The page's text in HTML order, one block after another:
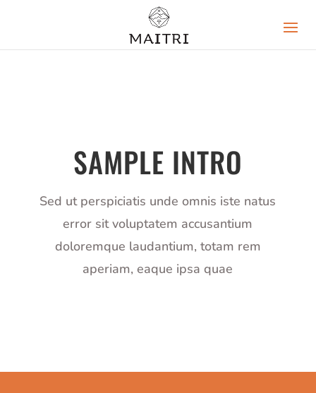
SAMPLE INTRO
Sed ut perspiciatis unde omnis iste natus
error sit voluptatem accusantium
doloremque laudantium, totam rem
aperiam, eaque ipsa quae